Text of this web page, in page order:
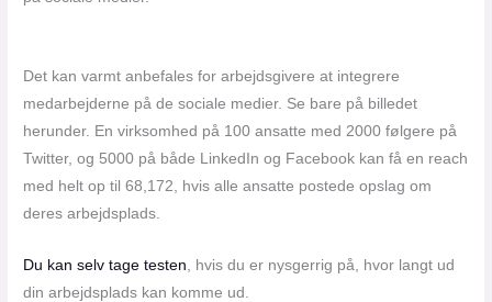
Det kan varmt anbefales for arbejdsgivere at integrere
medarbejderne på de sociale medier. Se bare på billedet
herunder. En virksomhed på 100 ansatte med 2000 følgere på
Twitter, og 5000 på både LinkedIn og Facebook kan få en reach
med helt op til 68,172, hvis alle ansatte postede opslag om
deres arbejdsplads.
Du kan selv tage testen , hvis du er nysgerrig på, hvor langt ud
din arbejdsplads kan komme ud.